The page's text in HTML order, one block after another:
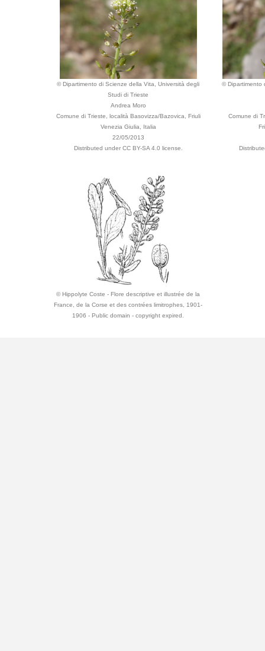
© Dipartimento di Scienze della Vita, Università degli
Studi di Trieste
Andrea Moro
Comune di Trieste, località Basovizza/Bazovica, Friuli
Venezia Giulia, Italia
22/05/2013
Distributed under CC BY-SA 4.0 license.
© Dipartimento
Comune di
© Hippolyte Coste - Flore descriptive et illustrée de la
France, de la Corse et des contrées limitrophes, 1901-
1906 - Public domain - copyright expired.